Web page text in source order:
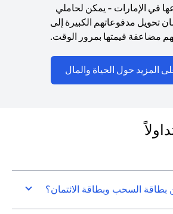
في الإمارات - يمكن لحاملي
تحويل مدفوعاتهم الكبيرة إلى
مضاعفة قيمتها بمرور الوقت.
المزيد حول الحياة والمال
بطاقة السحب وبطاقة الائتمان؟